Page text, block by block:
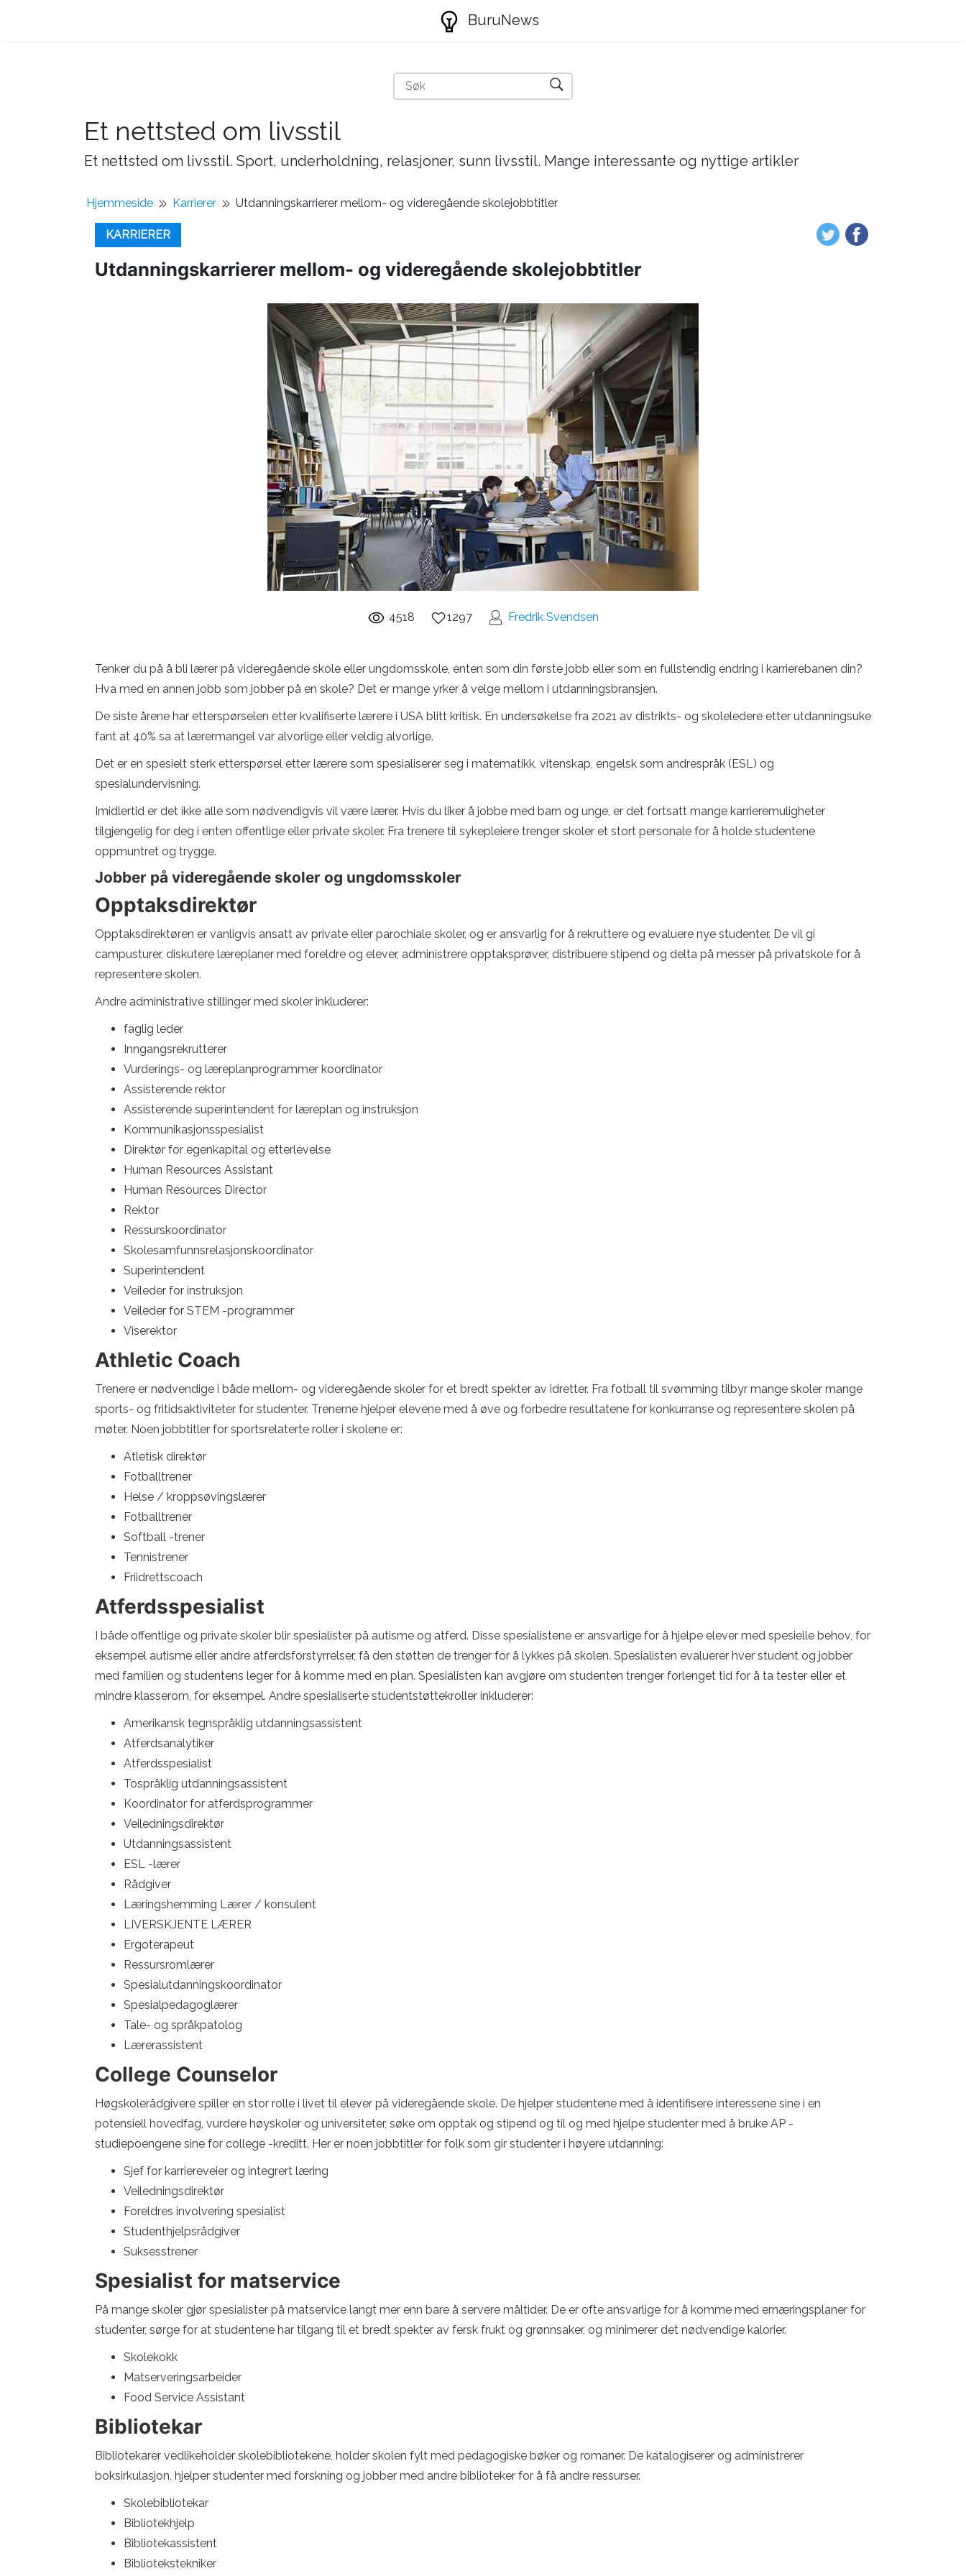
BuruNews
Et nettsted om livsstil
Et nettsted om livsstil. Sport, underholdning, relasjoner, sunn livsstil. Mange interessante og nyttige artikler
Hjemmeside Karrierer Utdanningskarrierer mellom- og videregående skolejobbtitler
KARRIERER
Utdanningskarrierer mellom- og videregående skolejobbtitler
4518 1297 Fredrik Svendsen
Tenker du på å bli lærer på videregående skole eller ungdomsskole, enten som din første jobb eller som en fullstendig endring i karrierebanen din?
Hva med en annen jobb som jobber på en skole? Det er mange yrker å velge mellom i utdanningsbransjen.
De siste årene har etterspørselen etter kvalifiserte lærere i USA blitt kritisk. En undersøkelse fra 2021 av distrikts- og skoleledere etter utdanningsuke
fant at 40% sa at lærermangel var alvorlige eller veldig alvorlige.
Det er en spesielt sterk etterspørsel etter lærere som spesialiserer seg i matematikk, vitenskap, engelsk som andrespråk (ESL) og
spesialundervisning.
Imidlertid er det ikke alle som nødvendigvis vil være lærer. Hvis du liker å jobbe med barn og unge, er det fortsatt mange karrieremuligheter
tilgjengelig for deg i enten offentlige eller private skoler. Fra trenere til sykepleiere trenger skoler et stort personale for å holde studentene
oppmuntret og trygge.
Jobber på videregående skoler og ungdomsskoler
Opptaksdirektør
Opptaksdirektøren er vanligvis ansatt av private eller parochiale skoler, og er ansvarlig for å rekruttere og evaluere nye studenter. De vil gi
campusturer, diskutere læreplaner med foreldre og elever, administrere opptaksprøver, distribuere stipend og delta på messer på privatskole for å
representere skolen.
Andre administrative stillinger med skoler inkluderer:
faglig leder
Inngangsrekrutterer
Vurderings- og læreplanprogrammer koordinator
Assisterende rektor
Assisterende superintendent for læreplan og instruksjon
Kommunikasjonsspesialist
Direktør for egenkapital og etterlevelse
Human Resources Assistant
Human Resources Director
Rektor
Ressurskoordinator
Skolesamfunnsrelasjonskoordinator
Superintendent
Veileder for instruksjon
Veileder for STEM -programmer
Viserektor
Athletic Coach
Trenere er nødvendige i både mellom- og videregående skoler for et bredt spekter av idretter. Fra fotball til svømming tilbyr mange skoler mange
sports- og fritidsaktiviteter for studenter. Trenerne hjelper elevene med å øve og forbedre resultatene for konkurranse og representere skolen på
møter. Noen jobbtitler for sportsrelaterte roller i skolene er:
Atletisk direktør
Fotballtrener
Helse / kroppsøvingslærer
Fotballtrener
Softball -trener
Tennistrener
Friidrettscoach
Atferdsspesialist
I både offentlige og private skoler blir spesialister på autisme og atferd. Disse spesialistene er ansvarlige for å hjelpe elever med spesielle behov, for
eksempel autisme eller andre atferdsforstyrrelser, få den støtten de trenger for å lykkes på skolen. Spesialisten evaluerer hver student og jobber
med familien og studentens leger for å komme med en plan. Spesialisten kan avgjøre om studenten trenger forlenget tid for å ta tester eller et
mindre klasserom, for eksempel. Andre spesialiserte studentstøttekroller inkluderer:
Amerikansk tegnspråklig utdanningsassistent
Atferdsanalytiker
Atferdsspesialist
Tospråklig utdanningsassistent
Koordinator for atferdsprogrammer
Veiledningsdirektør
Utdanningsassistent
ESL -lærer
Rådgiver
Læringshemming Lærer / konsulent
LIVERSKJENTE LÆRER
Ergoterapeut
Ressursromlærer
Spesialutdanningskoordinator
Spesialpedagoglærer
Tale- og språkpatolog
Lærerassistent
College Counselor
Høgskolerådgivere spiller en stor rolle i livet til elever på videregående skole. De hjelper studentene med å identifisere interessene sine i en
potensiell hovedfag, vurdere høyskoler og universiteter, søke om opptak og stipend og til og med hjelpe studenter med å bruke AP -
studiepoengene sine for college -kreditt. Her er noen jobbtitler for folk som gir studenter i høyere utdanning:
Sjef for karriereveier og integrert læring
Veiledningsdirektør
Foreldres involvering spesialist
Studenthjelpsrådgiver
Suksesstrener
Spesialist for matservice
På mange skoler gjør spesialister på matservice langt mer enn bare å servere måltider. De er ofte ansvarlige for å komme med ernæringsplaner for
studenter, sørge for at studentene har tilgang til et bredt spekter av fersk frukt og grønnsaker, og minimerer det nødvendige kalorier.
Skolekokk
Matserveringsarbeider
Food Service Assistant
Bibliotekar
Bibliotekarer vedlikeholder skolebibliotekene, holder skolen fylt med pedagogiske bøker og romaner. De katalogiserer og administrerer
boksirkulasjon, hjelper studenter med forskning og jobber med andre biblioteker for å få andre ressurser.
Skolebibliotekar
Bibliotekhjelp
Bibliotekassistent
Bibliotekstekniker